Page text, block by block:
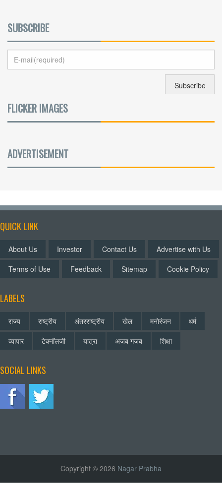
SUBSCRIBE
FLICKER IMAGES
ADVERTISEMENT
QUICK LINK
About Us Investor Contact Us
Advertise with Us
Terms of Use
Feedback Sitemap Cookie Policy
LABELS
राज्य राष्ट्रीय अंतरराष्ट्रीय खेल मनोरंजन
धर्म
व्यापार
टेक्नॉलजी यात्रा अजब गजब शिक्षा
SOCIAL LINKS
Copyright © 2026 Nagar Prabha